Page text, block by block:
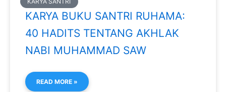
KARYA BUKU SANTRI RUHAMA:
40 HADITS TENTANG AKHLAK
NABI MUHAMMAD SAW
READ MORE »